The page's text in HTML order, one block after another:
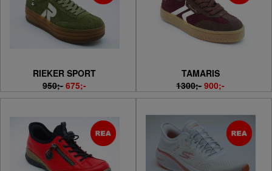
RIEKER SPORT
950;- 675;-
TAMARIS
1300;- 900;-